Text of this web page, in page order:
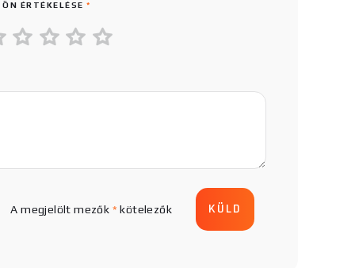
ÖN ÉRTÉKELÉSE*
A megjelölt mezők * kötelezők